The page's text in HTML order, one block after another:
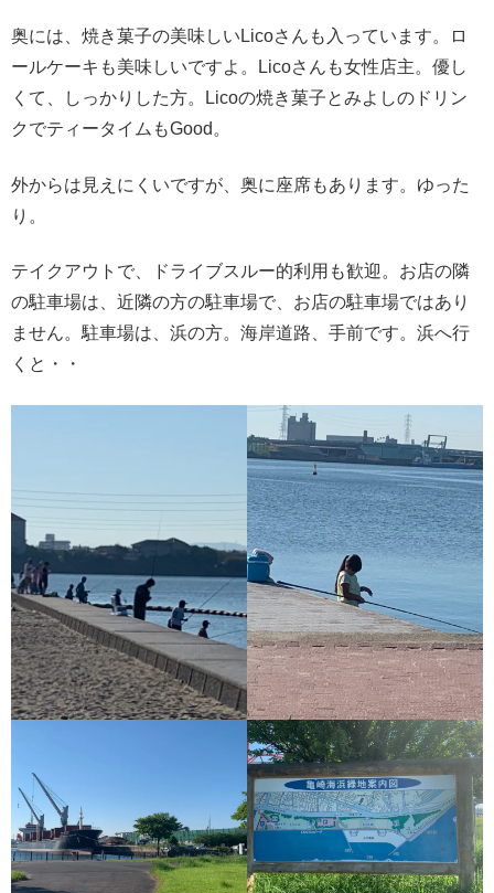
奥には、焼き菓子の美味しいLicoさんも入っています。ロ
ールケーキも美味しいですよ。Licoさんも女性店主。優し
くて、しっかりした方。Licoの焼き菓子とみよしのドリン
クでティータイムもGood。
外からは見えにくいですが、奥に座席もあります。ゆった
り。
テイクアウトで、ドライブスルー的利用も歓迎。お店の隣
の駐車場は、近隣の方の駐車場で、お店の駐車場ではあり
ません。駐車場は、浜の方。海岸道路、手前です。浜へ行
くと・・